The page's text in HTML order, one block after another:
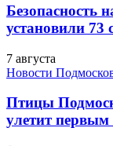
Безопасность
установили 73
7 августа
Новости
Птицы
улетит первым